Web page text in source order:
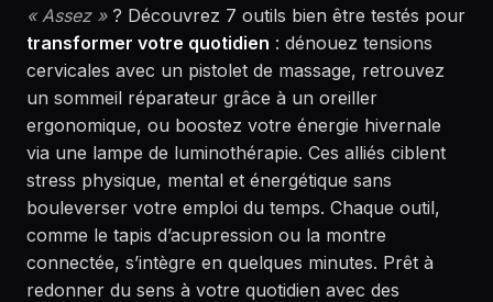
« Assez »? Découvrez 7 outils bien être testés pour
transformer votre quotidien : dénouez tensions
cervicales avec un pistolet de massage, retrouvez
un sommeil réparateur grâce à un oreiller
ergonomique, ou boostez votre énergie hivernale
via une lampe de luminothérapie. Ces alliés ciblent
stress physique, mental et énergétique sans
bouleverser votre emploi du temps. Chaque outil,
comme le tapis d’acupression ou la montre
connectée, s’intègre en quelques minutes. Prêt à
redonner du sens à votre quotidien avec des